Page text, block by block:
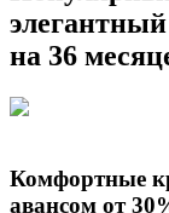
на 36
Комфортные
авансом от